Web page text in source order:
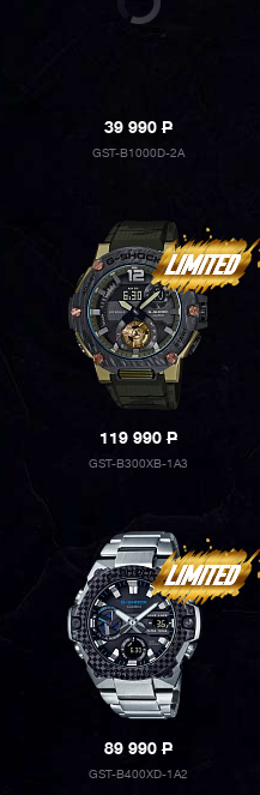
39 990P
GST-B1000D-2A
119 990P
GST-B300XB-1A3
89 990P
GST-B400XD-1A2